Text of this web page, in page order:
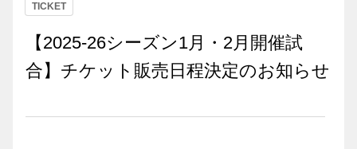
TICKET
【2025-26シーズン1月・2月開催試
合】チケット販売日程決定のお知らせ